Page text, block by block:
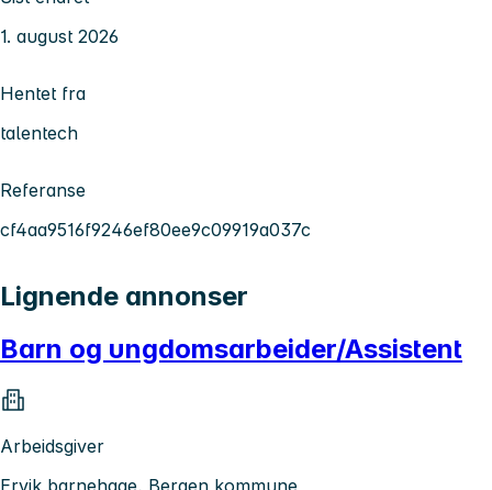
1. august 2026
Hentet fra
talentech
Referanse
cf4aa9516f9246ef80ee9c09919a037c
Lignende annonser
Barn og ungdomsarbeider/Assistent
Arbeidsgiver